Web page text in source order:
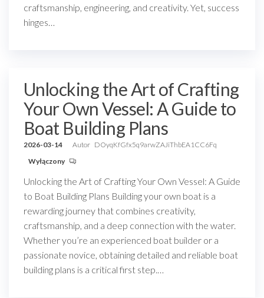
craftsmanship, engineering, and creativity. Yet, success
hinges…
Unlocking the Art of Crafting
Your Own Vessel: A Guide to
Boat Building Plans
2026-03-14 Autor DOyqKfGfx5q9arwZAJiThbEA1CC6Fq
Wyłączony
Unlocking the Art of Crafting Your Own Vessel: A Guide
to Boat Building Plans Building your own boat is a
rewarding journey that combines creativity,
craftsmanship, and a deep connection with the water.
Whether you’re an experienced boat builder or a
passionate novice, obtaining detailed and reliable boat
building plans is a critical first step.…